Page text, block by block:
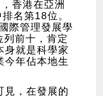
香港在亞洲
名第18位。
際管理發展學
列前十，肯定
身就是科學家
今年佔本地生
見，在發展的